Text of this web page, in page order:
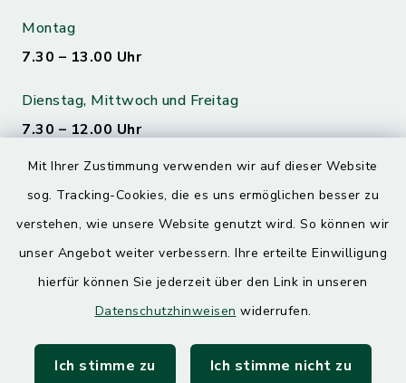
Mit Ihrer Zustimmung verwenden wir auf dieser Website
sog. Tracking-Cookies, die es uns ermöglichen besser zu
verstehen, wie unsere Website genutzt wird. So können wir
unser Angebot weiter verbessern. Ihre erteilte Einwilligung
hierfür können Sie jederzeit über den Link in unseren
Datenschutzhinweisen widerrufen.
Ich stimme zu Ich stimme nicht zu
Montag
7.30 – 13.00 Uhr
Dienstag, Mittwoch und Freitag
7.30 – 12.00 Uhr
Donnerstag
7.30 – 12.00 Uhr
13.00 – 17.30 Uhr
Quicklinks
SoNNe e. V.